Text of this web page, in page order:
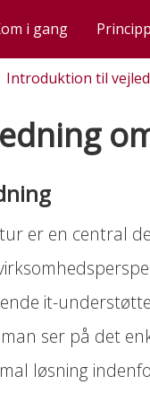
i gang
rammer
og dokumenter
for borgere og
af
sektor
og brugerstyring
med Archimate
Introduktion til
er en central
it-
ser på det
løsning